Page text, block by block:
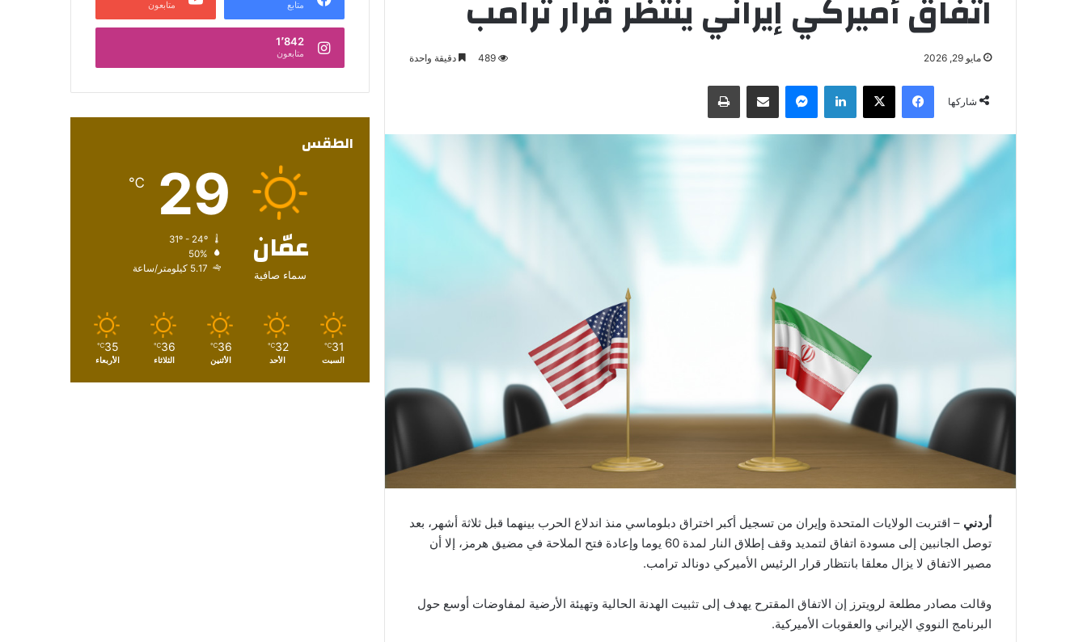
اتفاق أميركي إيراني ينتظر قرار ترامب
مايو 29, 2026 489 دقيقة واحدة
شاركها
فيسبوك لينكدإن
أردني – اقتربت الولايات المتحدة وإيران من تسجيل أكبر اختراق دبلوماسي منذ اندلاع الحرب بينهما قبل ثلاثة أشهر، بعد
توصل الجانبين إلى مسودة اتفاق لتمديد وقف إطلاق النار لمدة 60 يوما وإعادة فتح الملاحة في مضيق هرمز، إلا أن
مصير الاتفاق لا يزال معلقا بانتظار قرار الرئيس الأميركي دونالد ترامب.
وقالت مصادر مطلعة لرويترز إن الاتفاق المقترح يهدف إلى تثبيت الهدنة الحالية وتهيئة الأرضية لمفاوضات أوسع حول
البرنامج النووي الإيراني والعقوبات الأميركية.
متابع متابعون
1٬842
متابعون
الطقس
عمّان
سماء صافية
29
℃
50%
5.17 كيلومتر/ساعة
31
℃
السبت
32
℃
الأحد
36
℃
الأثنين
36
℃
الثلاثاء
35
℃
الأربعاء